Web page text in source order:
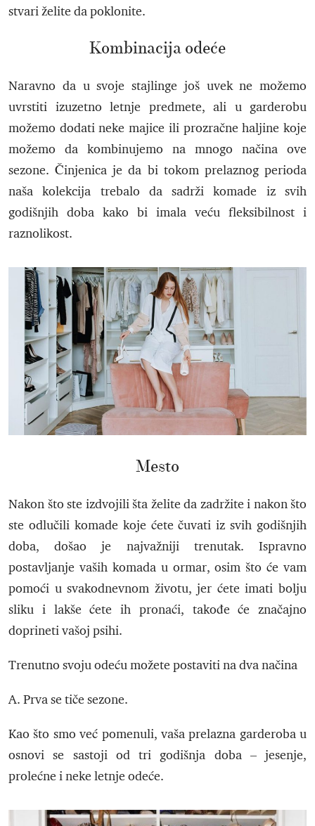
stvari želite da poklonite.
Kombinacija odeće
Naravno da u svoje stajlinge još uvek ne možemo
uvrstiti izuzetno letnje predmete, ali u garderobu
možemo dodati neke majice ili prozračne haljine koje
možemo da kombinujemo na mnogo načina ove
sezone. Činjenica je da bi tokom prelaznog perioda
naša kolekcija trebalo da sadrži komade iz svih
godišnjih doba kako bi imala veću fleksibilnost i
raznolikost.
Mesto
Nakon što ste izdvojili šta želite da zadržite i nakon što
ste odlučili komade koje ćete čuvati iz svih godišnjih
doba, došao je najvažniji trenutak. Ispravno
postavljanje vaših komada u ormar, osim što će vam
pomoći u svakodnevnom životu, jer ćete imati bolju
sliku i lakše ćete ih pronaći, takođe će značajno
doprineti vašoj psihi.
Trenutno svoju odeću možete postaviti na dva načina
A. Prva se tiče sezone.
Kao što smo već pomenuli, vaša prelazna garderoba u
osnovi se sastoji od tri godišnja doba – jesenje,
prolećne i neke letnje odeće.